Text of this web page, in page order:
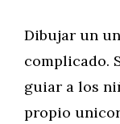
Dibujar un
complicado.
guiar a los
propio